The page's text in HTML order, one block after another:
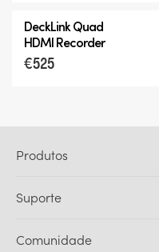
DeckLink Quad
HDMI Recorder
€525
Produtos
DaVinci Resolve e Fusion
Ultimatte
Suporte
Central de Suporte Técnico
Comunidade